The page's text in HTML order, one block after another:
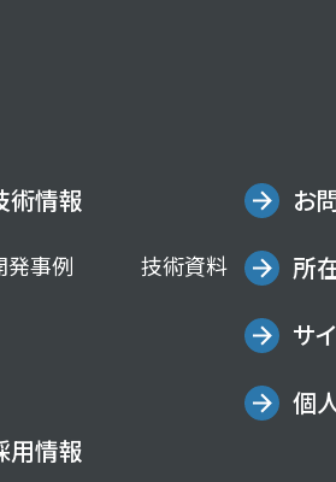
術情報
発事例 技術資料
用情報
お
所
サ
個